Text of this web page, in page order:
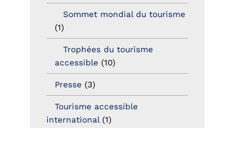
Sommet mondial du tourisme
(1)
Trophées du tourisme
accessible (10)
Presse (3)
Tourisme accessible
international(1)